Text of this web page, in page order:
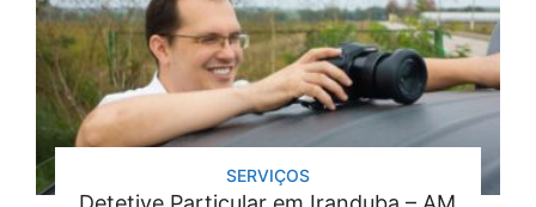
SERVIÇOS